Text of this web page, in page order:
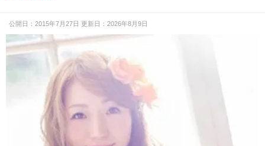
公開日：2015年7月27日 更新日：2026年8月9日